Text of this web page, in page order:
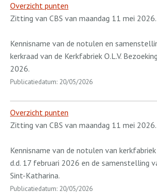
Overzicht punten
Zitting van CBS van maandag 11 mei 2026.
Kennisname van de notulen en
kerkraad van de Kerkfabriek O.L.V.
2026.
Publicatiedatum: 20/05/2026
Overzicht punten
Zitting van CBS van maandag 11 mei 2026.
Kennisname van de notulen van
d.d. 17 februari 2026 en de samenstelling
Sint-Katharina.
Publicatiedatum: 20/05/2026